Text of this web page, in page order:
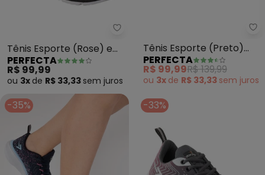
Perfecta - Tênis Esporte
Tênis Esporte (Rose) em
Tecido
PERFECTA
R$ 99,99
ou 3x de R$ 33,33 sem juros
Tênis Esporte (Preto)
com Sola Bicolor
PERFECTA
R$ 99,99R$ 139,99
ou 3x de R$ 33,33 sem juros
-35% -33%